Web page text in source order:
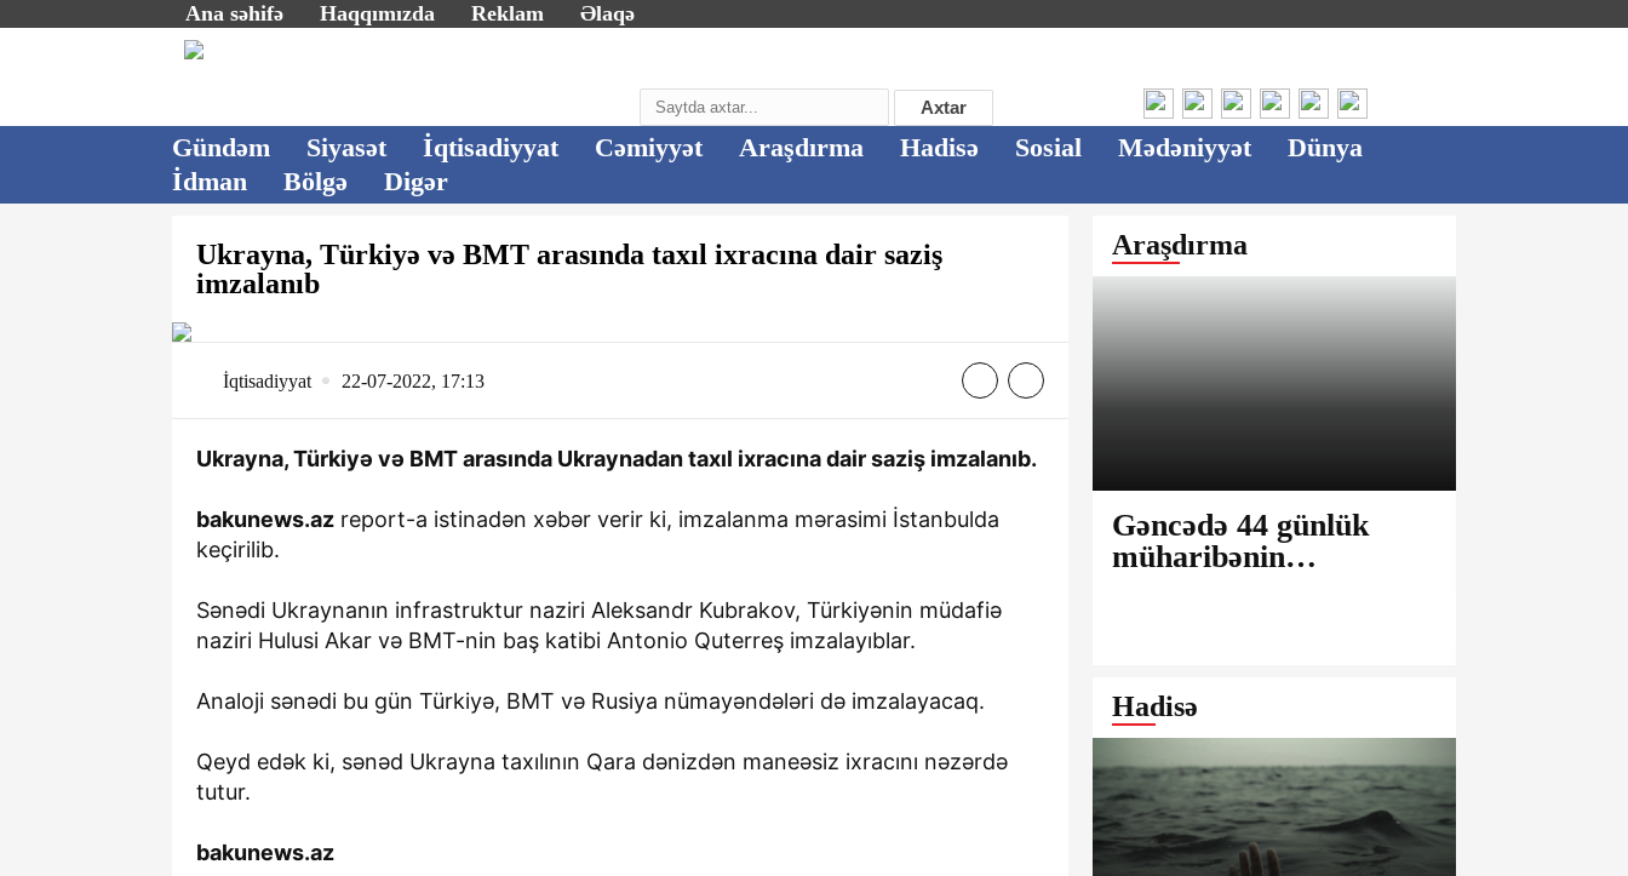
Ana səhifə Haqqımızda Reklam Əlaqə
Axtar
Gündəm Siyasət İqtisadiyyat Cəmiyyət Araşdırma Hadisə Sosial Mədəniyyət
Dünya
İdman
Bölgə Digər
Ukrayna, Türkiyə və BMT arasında taxıl ixracına dair saziş
imzalanıb
İqtisadiyyat 22-07-2022, 17:13
Ukrayna, Türkiyə və BMT arasında Ukraynadan taxıl ixracına dair saziş imzalanıb.
bakunews.az report-a istinadən xəbər verir ki, imzalanma mərasimi İstanbulda
keçirilib.
Sənədi Ukraynanın infrastruktur naziri Aleksandr Kubrakov, Türkiyənin müdafiə
naziri Hulusi Akar və BMT-nin baş katibi Antonio Quterreş imzalayıblar.
Analoji sənədi bu gün Türkiyə, BMT və Rusiya nümayəndələri də imzalayacaq.
Qeyd edək ki, sənəd Ukrayna taxılının Qara dənizdən maneəsiz ixracını nəzərdə
tutur.
bakunews.az
Araşdırma
Gəncədə 44 günlük
müharibənin
Arxitektura Komitəsi -
SAKİNLƏRDƏN
SENSASİON
İDDİALAR
Hadisə